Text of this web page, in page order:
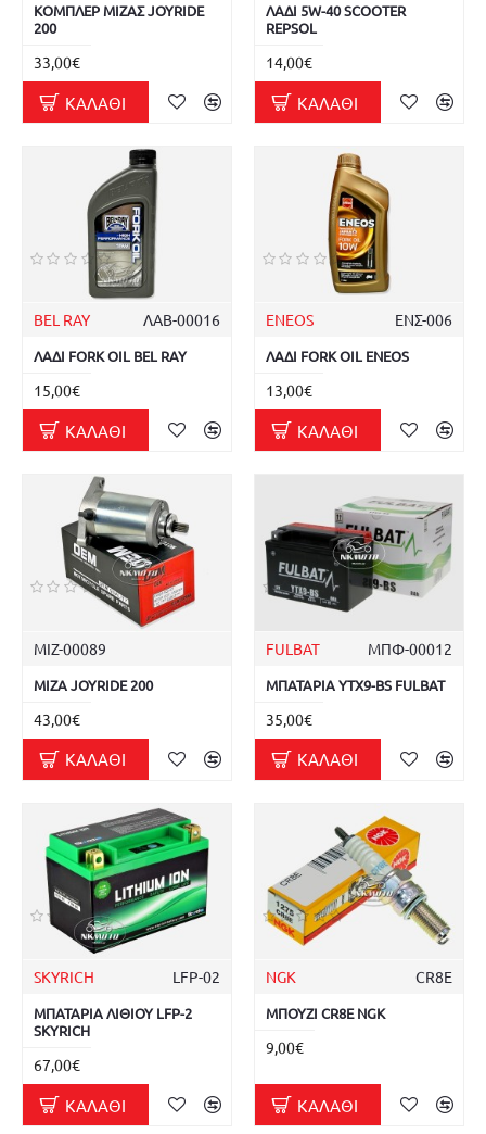
ΚΟΜΠΛΕΡ ΜΙΖΑΣ JOYRIDE
200
33,00€
ΚΑΛΆΘΙ
ΛΑΔΙ 5W-40 SCOOTER
REPSOL
14,00€
ΚΑΛΆΘΙ
BEL RAY ΛΑΒ-00016
ΛΑΔΙ FORK OIL BEL RAY
15,00€
ΚΑΛΆΘΙ
ENEOS ΕΝΣ-006
ΛΑΔΙ FORK OIL ENEOS
13,00€
ΚΑΛΆΘΙ
ΜΙΖ-00089
ΜΙΖΑ JOYRIDE 200
43,00€
ΚΑΛΆΘΙ
FULBAT ΜΠΦ-00012
ΜΠΑΤΑΡΙΑ YTX9-BS FULBAT
35,00€
ΚΑΛΆΘΙ
SKYRICH LFP-02
ΜΠΑΤΑΡΙΑ ΛΙΘΙΟΥ LFP-2
SKYRICH
67,00€
ΚΑΛΆΘΙ
NGK CR8E
ΜΠΟΥΖΙ CR8E NGK
9,00€
ΚΑΛΆΘΙ